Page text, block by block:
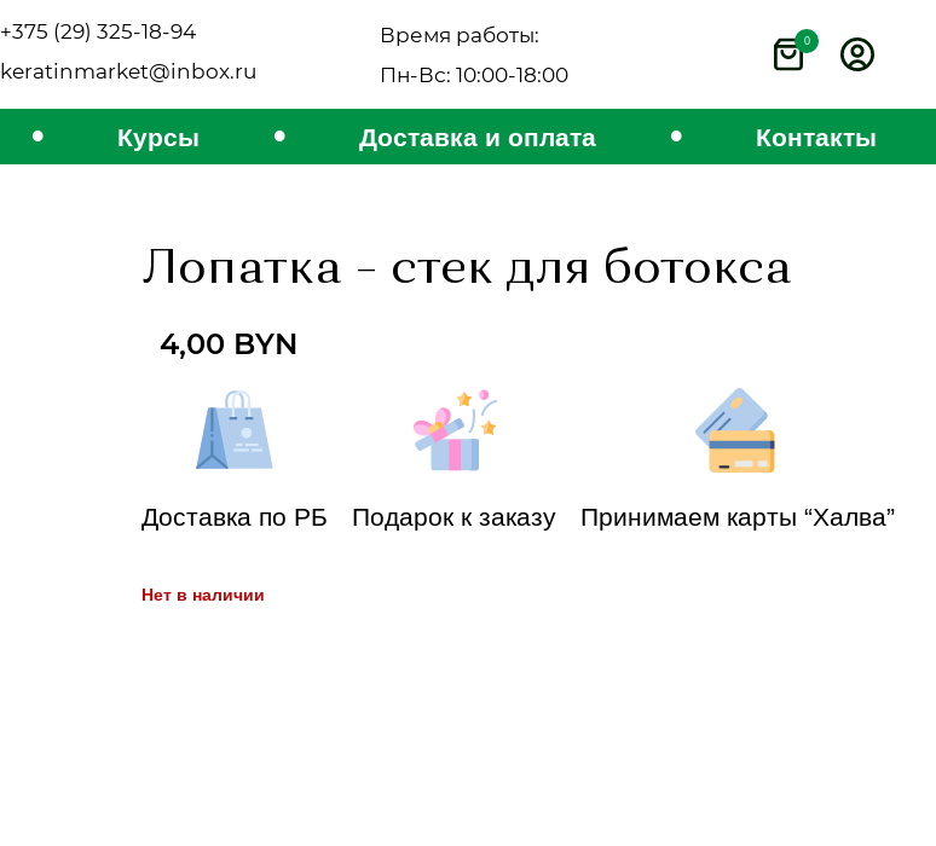
+375 (29) 325-18-94
keratinmarket@inbox.ru
Время работы:
Пн-Вс: 10:00-18:00
0
• Курсы • Доставка и оплата • Контакты
Лопатка – стек для ботокса
4,00 BYN
Доставка по РБ Подарок к заказу Принимаем карты “Халва”
Нет в наличии